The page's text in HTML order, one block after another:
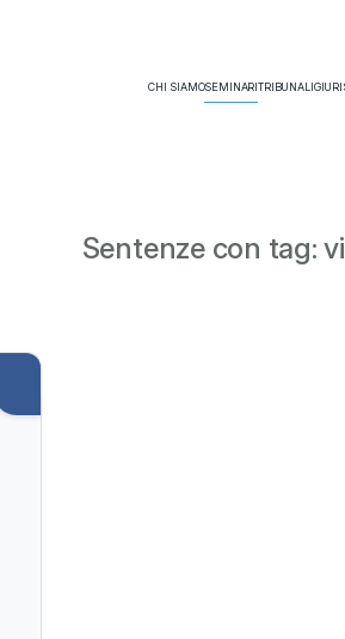
CHI SIAMOSEMINARITRIBUNALI
Sentenze con tag: